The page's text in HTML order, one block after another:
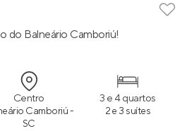
do Balneário Camboriú!
Centro
Camboriú -
SC
3 e 4 quartos
2 e 3 suítes